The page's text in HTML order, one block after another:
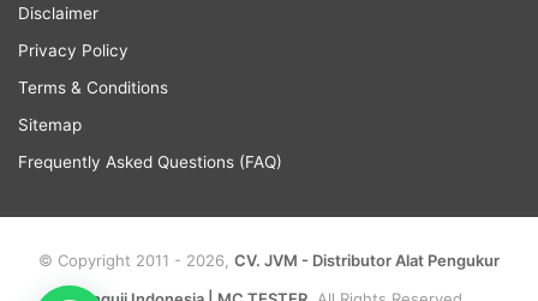
Disclaimer
Privacy Policy
Terms & Conditions
Sitemap
Frequently Asked Questions (FAQ)
© Copyright 2011 - 2026, CV. JVM - Distributor Alat Pengukur